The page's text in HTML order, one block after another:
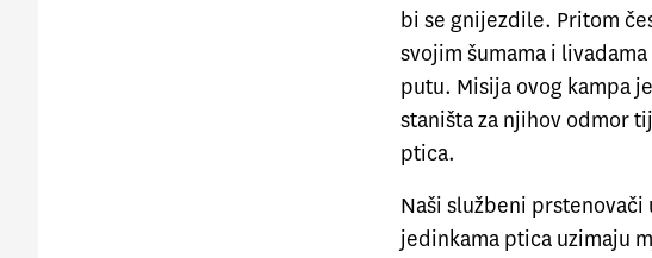
bi se gnijezdile. Pritom
svojim šumama i
putu. Misija ovog kampa
staništa za njihov odmor
ptica.
Naši službeni
jedinkama ptica uzimaju